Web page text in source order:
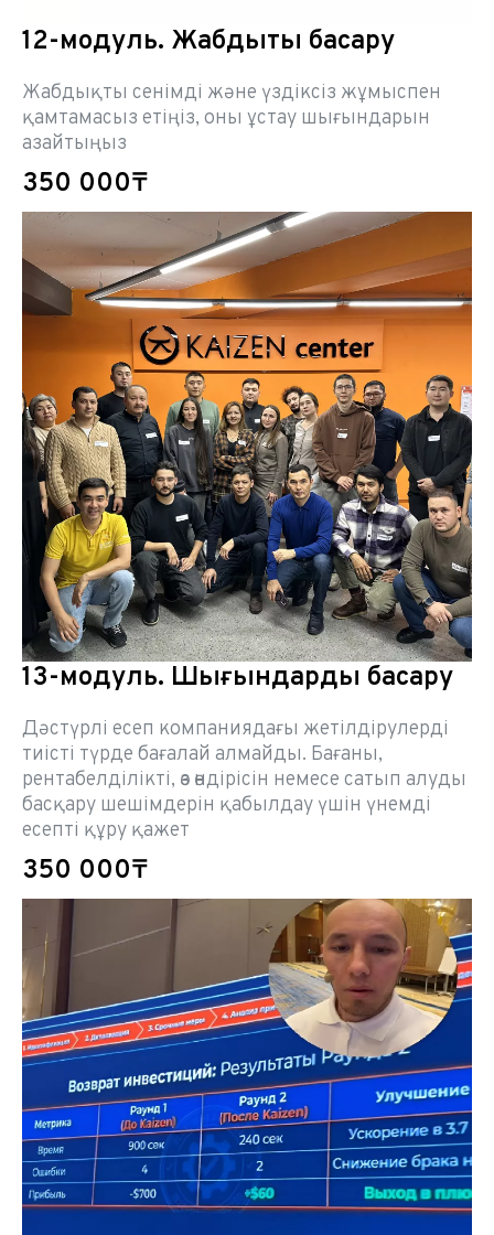
12-модуль. Жабдықты басқару
Жабдықты сенімді және үздіксіз жұмыспен
қамтамасыз етіңіз, оны ұстау шығындарын
азайтыңыз
350 000₸
13-модуль. Шығындарды басқару
Дәстүрлі есеп компаниядағы жетілдірулерді
тиісті түрде бағалай алмайды. Бағаны,
рентабелділікті, өз өндірісін немесе сатып алуды
басқару шешімдерін қабылдау үшін үнемді
есепті құру қажет
350 000₸